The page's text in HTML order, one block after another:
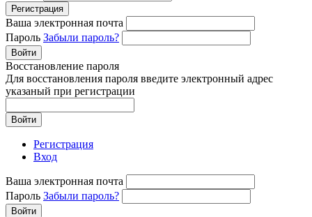
Регистрация
Ваша электронная почта
Пароль Забыли пароль?
Войти
Восстановление пароля
Для восстановления пароля введите электронный адрес
указаный при регистрации
Войти
Регистрация
Вход
Ваша электронная почта
Пароль Забыли пароль?
Войти